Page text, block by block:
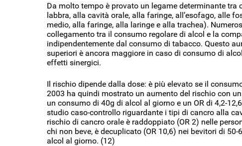
Da molto tempo è provato un legame determinante tra
labbra, alla cavità orale, alla faringe, all’esofago, alle
medio, alla faringe, alla laringe e alla trachea).
collegamento tra il consumo regolare di alcol e la
indipendentemente dal consumo di tabacco. Questo
superiori è ancora maggiore in caso di consumo di
effetti sinergici.
Il rischio dipende dalla dose: è più elevato se il
2003 ha quindi mostrato un aumento del rischio con
un consumo di 40g di alcol al giorno e un OR di 4,2-
studio caso-controllo riguardante i tipi di cancro alla
rischio di cancro orale è raddoppiato (OR 2) nelle
chi non beve, è decuplicato (OR 10,6) nei bevitori di
alcol al giorno. (12)